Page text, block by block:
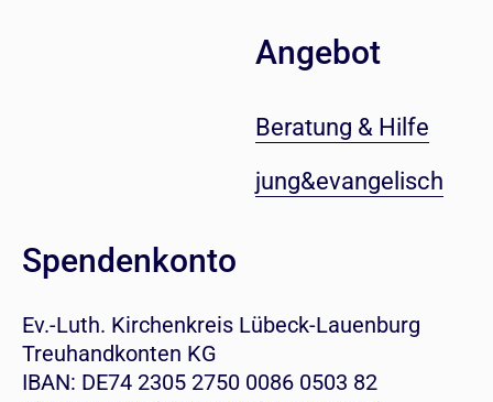
Angebot
Beratung & Hilfe
jung&evangelisch
Spendenkonto
Ev.-Luth. Kirchenkreis Lübeck-Lauenburg
Treuhandkonten KG
IBAN: DE74 2305 2750 0086 0503 82